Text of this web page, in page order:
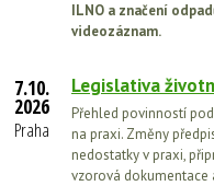
ILNO a značení
videozáznam.
7.10.
2026
Praha
Legislativa
Přehled povinností
na praxi. Změny
nedostatky v praxi,
vzorová dokumentace